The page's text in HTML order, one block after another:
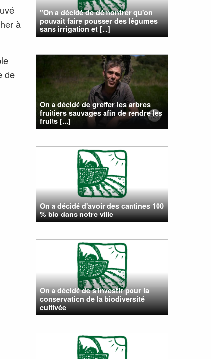
à
de
"On a décidé de démontrer qu'on
pouvait faire pousser des légumes
sans irrigation et [...]
On a décidé de greffer les arbres
fruitiers sauvages afin de rendre les
fruits [...]
On a décidé d'avoir des cantines 100
% bio dans notre ville
On a décidé de s'investir pour la
conservation de la biodiversité
cultivée